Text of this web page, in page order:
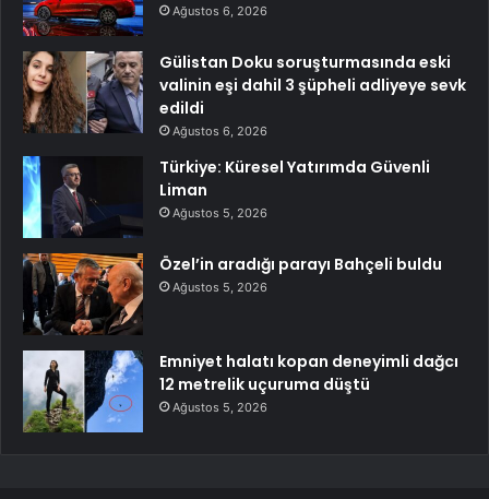
Ağustos 6, 2026
Gülistan Doku soruşturmasında eski
valinin eşi dahil 3 şüpheli adliyeye sevk
edildi
Ağustos 6, 2026
Türkiye: Küresel Yatırımda Güvenli
Liman
Ağustos 5, 2026
Özel’in aradığı parayı Bahçeli buldu
Ağustos 5, 2026
Emniyet halatı kopan deneyimli dağcı
12 metrelik uçuruma düştü
Ağustos 5, 2026